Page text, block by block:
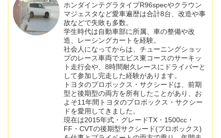
ホンダインテグラタイプR96specやクラウン
マジェスタなど愛車遍歴は合計8台、改造や事
故などで失敗も多数。
学生時代は自動車部に所属、車の整備や改
造、レーシングカートを経験。
社会人になってからは、チューニングショッ
プのレース車両でエビス東コースのサーキッ
ト走行会や、8時間耐久レースにドライバーと
して参加し完走した経験があります。
トヨタのプロボックス・サクシードは、前期
型と後期型の両方を所有したことがあり、お
よそ11年間トヨタのプロボックス・サクシー
ドを愛用してきました。
現在は2015年式・グレードTX・1500cc・
FF・CVTの後期型サクシード(プロボックス)